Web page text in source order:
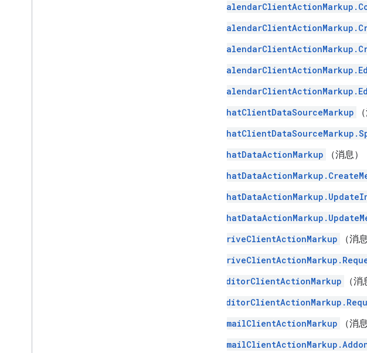
ChatClientDataSourceMarkup
ChatDataActionMarkup
（消息）
DriveClientActionMarkup
（消
EditorClientActionMarkup
（消
GmailClientActionMarkup
（消